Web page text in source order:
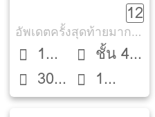
12
อัพเดตครั้งสุดท้ายมากกว่า 30 วัน
1
Bed30
ตรม.
ชั้น 4
ตึก c
1
ห้องน้ำ